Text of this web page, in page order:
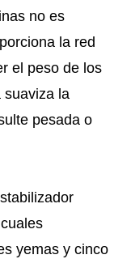
no es
la red
el peso de los
suaviza la
pesada o
yemas y cinco